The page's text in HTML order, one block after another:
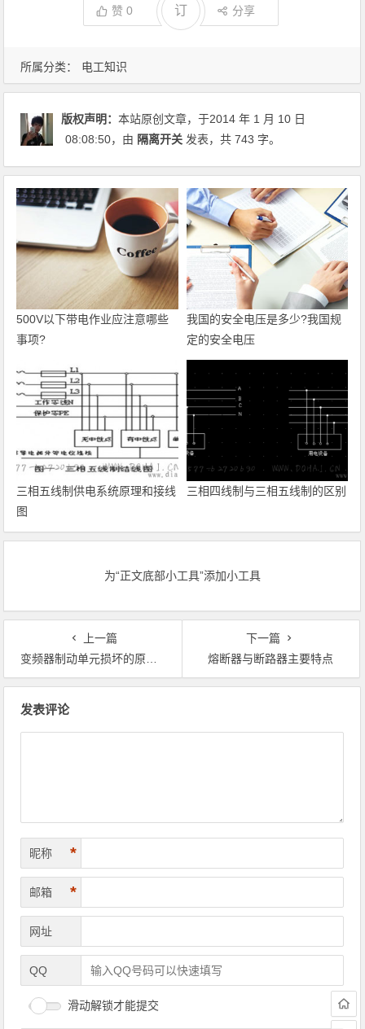
所属分类： 电工知识
赞0 订 分享
版权声明：本站原创文章，于2014 年 1 月 10 日
08:08:50，由 隔离开关 发表，共 743 字。
500V以下带电作业应注意哪些
事项?
我国的安全电压是多少?我国规
定的安全电压
三相五线制供电系统原理和接线
图
三相四线制与三相五线制的区别
为“正文底部小工具”添加小工具
上一篇
变频器制动单元损坏的原因有哪些？
下一篇
熔断器与断路器主要特点
发表评论
昵称 *
邮箱 *
网址
QQ
滑动解锁才能提交